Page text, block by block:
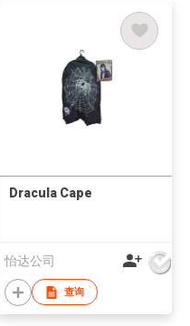
Dracula Cape
怡达公司
查询